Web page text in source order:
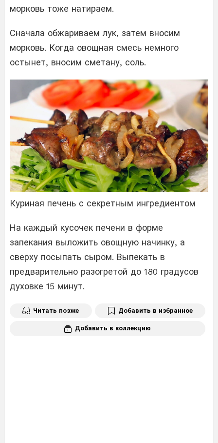
морковь тоже натираем.
Сначала обжариваем лук, затем вносим
морковь. Когда овощная смесь немного
остынет, вносим сметану, соль.
Куриная печень с секретным ингредиентом
На каждый кусочек печени в форме
запекания выложить овощную начинку, а
сверху посыпать сыром. Выпекать в
предварительно разогретой до 180 градусов
духовке 15 минут.
Читать позже Добавить в избранное
Добавить в коллекцию